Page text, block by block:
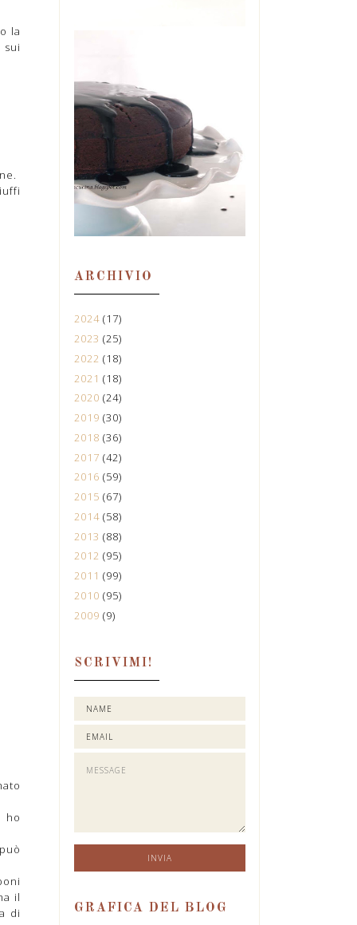
la
sui
ho
il
di
THE COCA-COLA
CAKE
L'avete sentita nominare
diverse volte, su questo blog.
Zia Angela era in casa mia
una so...
ARCHIVIO
2024 (17)
2023 (25)
2022 (18)
2021 (18)
2020 (24)
2019 (30)
2018 (36)
2017 (42)
2016 (59)
2015 (67)
2014 (58)
2013 (88)
2012 (95)
2011 (99)
2010 (95)
2009 (9)
SCRIVIMI!
GRAFICA DEL BLOG